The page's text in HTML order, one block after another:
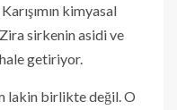
kimyasal
sirkenin asidi ve
getiriyor.
lakin birlikte değil. O